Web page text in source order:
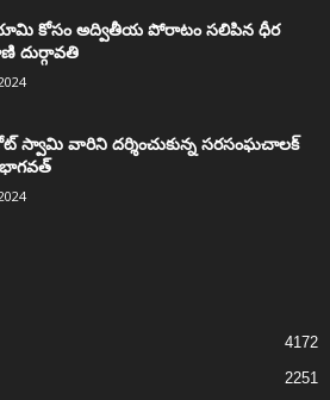
కోసం అద్వితీయ పోరాటం సలిపిన ధీర
దుర్గావతి
స్వామి వారిని దర్శించుకున్న సరసంఘచాలక్
4172
2251